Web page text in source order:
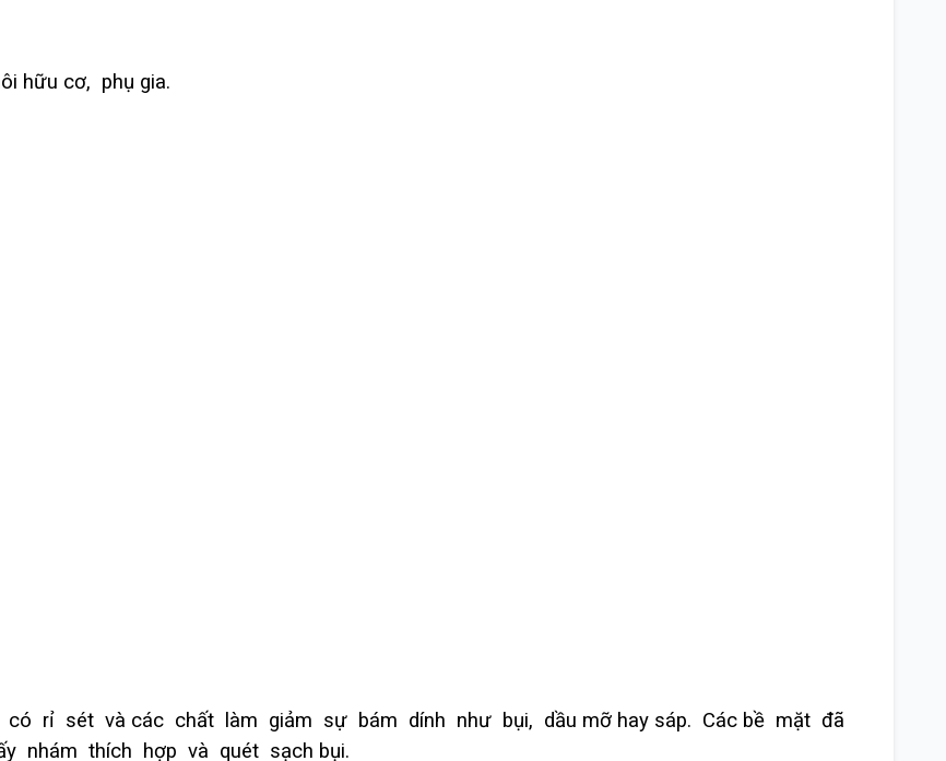
hữu cơ, phụ gia.
rỉ sét và các chất làm giảm sự bám dính như bụi, dầu mỡ hay sáp. Các bề mặt đã
nhám thích hợp và quét sạch bụi.